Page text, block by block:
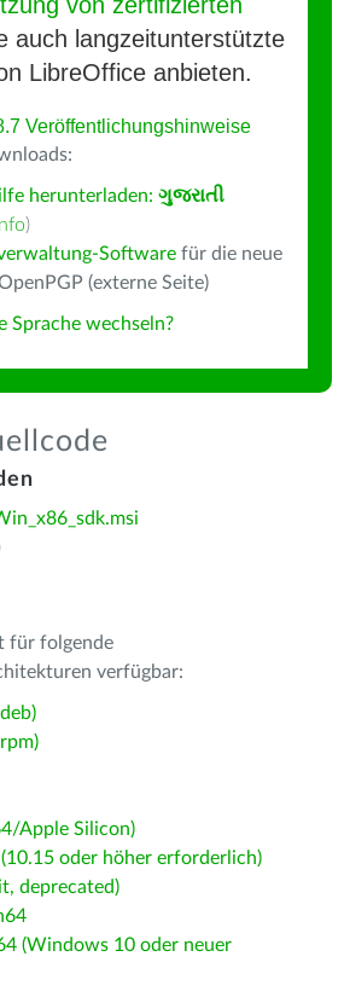
auch langzeitunterstützte
LibreOffice anbieten.
Veröffentlichungshinweise
herunterladen: ગુજરાતી
Info)
Software für die neue
(externe Seite)
Sprache wechseln?
für folgende
verfügbar:
Apple Silicon)
oder höher erforderlich)
deprecated)
(Windows 10 oder neuer